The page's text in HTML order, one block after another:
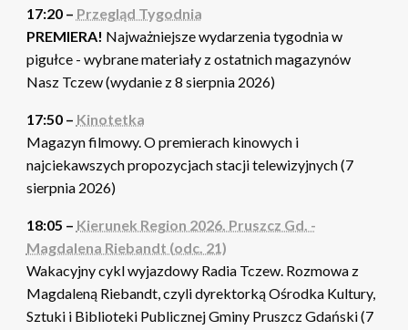
17:20 – Przegląd Tygodnia
PREMIERA! Najważniejsze wydarzenia tygodnia w
pigułce - wybrane materiały z ostatnich magazynów
Nasz Tczew (wydanie z 8 sierpnia 2026)
17:50 – Kinotetka
Magazyn filmowy. O premierach kinowych i
najciekawszych propozycjach stacji telewizyjnych (7
sierpnia 2026)
18:05 – Kierunek Region 2026. Pruszcz Gd. -
Magdalena Riebandt (odc. 21)
Wakacyjny cykl wyjazdowy Radia Tczew. Rozmowa z
Magdaleną Riebandt, czyli dyrektorką Ośrodka Kultury,
Sztuki i Biblioteki Publicznej Gminy Pruszcz Gdański (7